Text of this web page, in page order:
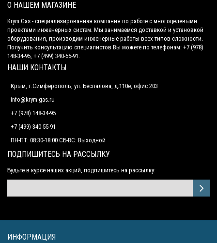
О НАШЕМ МАГАЗИНЕ
Krym Gas - специализированная компания по работе с многоцелевыми
проектами инженерных систем. Мы занимаемся доставкой и установкой
оборудования, производим инженерные работы всех типов сложности.
Получить консультацию специалистов Вы можете по телефонам: +7 (978)
148-34-95, +7 (499) 340-55-91.
НАШИ КОНТАКТЫ
Крым, г.Симферополь, ул. Беспалова, д.110е, офис 203
info@krym-gas.ru
+7 (978) 148-34-95
+7 (499) 340-55-91 ​
ПН-ПТ: 08:30-18:00 СБ-ВС: Выходной
ПОДПИШИТЕСЬ НА РАССЫЛКУ
Будьте в курсе наших акций, подпишитесь на рассылку:
ИНФОРМАЦИЯ